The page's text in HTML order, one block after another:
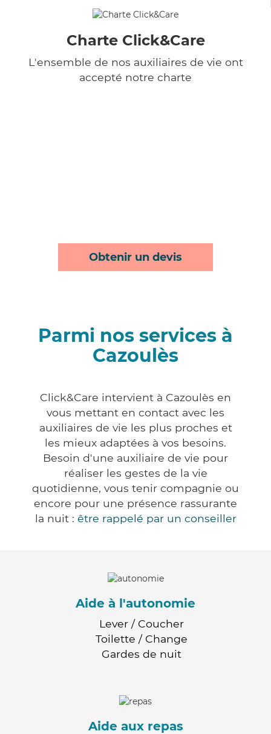
Charte Click&Care
L'ensemble de nos auxiliaires de vie ont
accepté notre charte
Obtenir un devis
Parmi nos services à
Cazoulès
Click&Care intervient à Cazoulès en
vous mettant en contact avec les
auxiliaires de vie les plus proches et
les mieux adaptées à vos besoins.
Besoin d'une auxiliaire de vie pour
réaliser les gestes de la vie
quotidienne, vous tenir compagnie ou
encore pour une présence rassurante
la nuit : être rappelé par un conseiller
Aide à l'autonomie
Lever / Coucher
Toilette / Change
Gardes de nuit
Aide aux repas